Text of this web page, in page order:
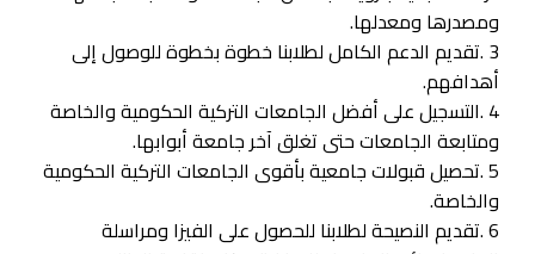
ومصدرها ومعدلها.
3 .تقديم الدعم الكامل لطلابنا خطوة بخطوة للوصول إلى
أهدافهم.
4 .التسجيل على أفضل الجامعات التركية الحكومية والخاصة
ومتابعة الجامعات حتى تغلق آخر جامعة أبوابها.
5 .تحصيل قبولات جامعية بأقوى الجامعات التركية الحكومية
والخاصة.
6 .تقديم النصيحة لطلابنا للحصول على الفيزا ومراسلة